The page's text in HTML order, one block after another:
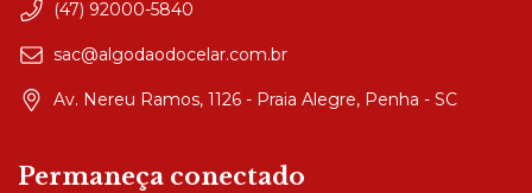
(47) 92000-5840
sac@algodaodocelar.com.br
Av. Nereu Ramos, 1126 - Praia Alegre, Penha - SC
Permaneça conectado